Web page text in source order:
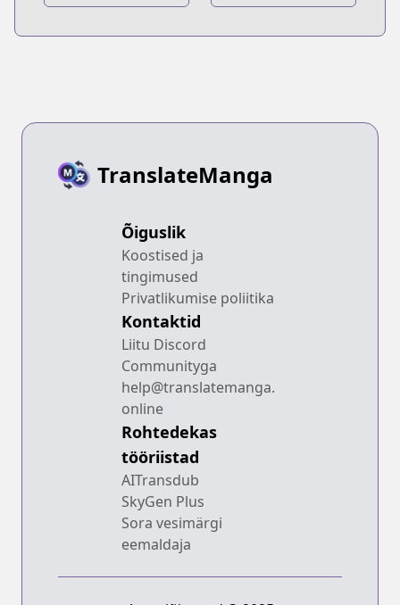
TranslateManga
Õiguslik
Koostised ja
tingimused
Privatlikumise poliitika
Kontaktid
Liitu Discord
Communityga
help@translatemanga.
online
Rohtedekas
tööriistad
AITransdub
SkyGen Plus
Sora vesimärgi
eemaldaja